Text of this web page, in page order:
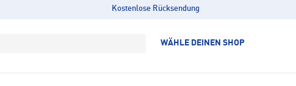
Kostenlose Rücksendung
WÄHLE DEINEN SHOP